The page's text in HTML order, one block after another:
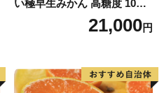
じめとした産業の活性化や
を活用させていただいてお
い極早生みかん 高糖度 10月
以降発送 マルチ被覆栽培
21,000円